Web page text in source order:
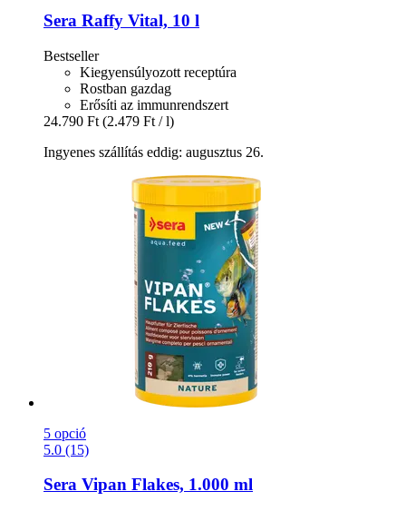
Sera Raffy Vital, 10 l
Bestseller
Kiegyensúlyozott receptúra
Rostban gazdag
Erősíti az immunrendszert
24.790 Ft (2.479 Ft / l)
Ingyenes szállítás eddig: augusztus 26.
5 opció
5.0 (15)
Sera Vipan Flakes, 1.000 ml